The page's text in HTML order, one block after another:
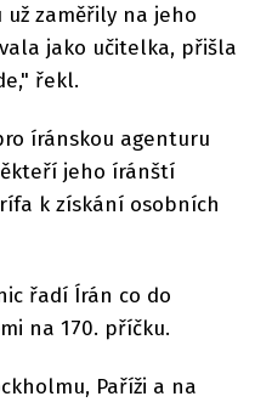
zaměřily na jeho
jako učitelka, přišla
řekl.
íránskou agenturu
jeho íránští
k získání osobních
řadí Írán co do
na 170. příčku.
Paříži a na